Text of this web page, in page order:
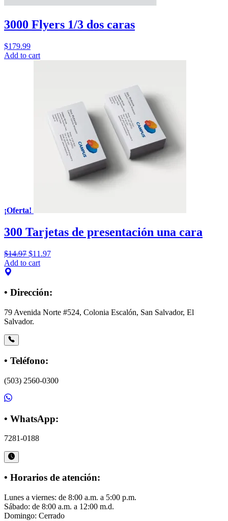
3000 Flyers 1/3 dos caras
$179.99
Add to cart
¡Oferta!
300 Tarjetas de presentación una cara
$14.97 $11.97
Add to cart
• Dirección:
79 Avenida Norte #524, Colonia Escalón, San Salvador, El
Salvador.
• Teléfono:
(503) 2560-0300
• WhatsApp:
7281-0188
• Horarios de atención:
Lunes a viernes: de 8:00 a.m. a 5:00 p.m.
Sábado: de 8:00 a.m. a 12:00 m.d.
Domingo: Cerrado